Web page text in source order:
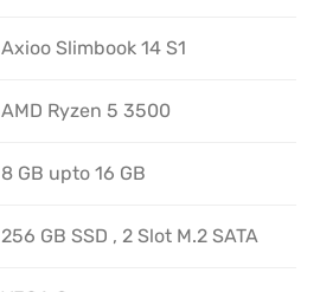
Axioo Slimbook 14 S1
AMD Ryzen 5 3500
8 GB upto 16 GB
256 GB SSD , 2 Slot M.2 SATA